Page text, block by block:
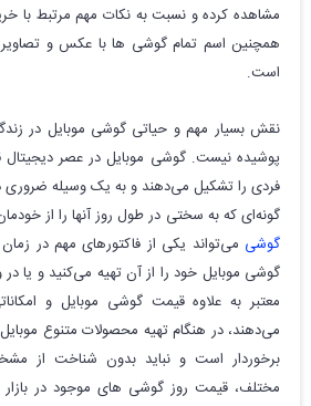
مشاهده کرده و نسبت به نکات مهم مرتبط با
است.
نقش بسیار مهم و حیاتی گوشی‌ موبایل در
پوشیده نیست. گوشی ‌موبایل در عصر
فردی را تشکیل می‌دهند و به یک وسیله‌ ضروری
گونه‌ای که به سختی در طول روز آنها را از
گوشی می‌تواند یکی از فاکتورهای مهم در
گوشی موبایل خود را از آن تهیه می‌کنید و یا در
معتبر به علاوه قیمت گوشی موبایل و
می‌دهند، در هنگام تهیه محصولات متنوع
برخوردار است و نباید بدون شناخت از
مختلف، قیمت روز گوشی های موجود در